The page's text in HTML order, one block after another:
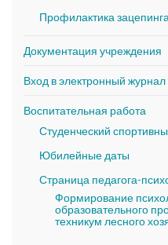
Профилактика зацепинга
Документация учреждения
Вход в электронный журнал
Воспитательная работа
Студенческий
Юбилейные даты
Страница педагога-
Формирование
образовательного
техникум лесного